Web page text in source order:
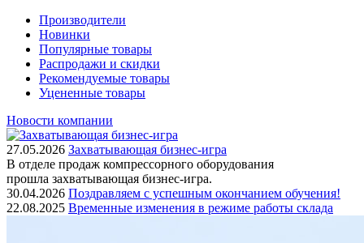
Производители
Новинки
Популярные товары
Распродажи и скидки
Рекомендуемые товары
Уцененные товары
Новости компании
27.05.2026 Захватывающая бизнес-игра
В отделе продаж компрессорного оборудования
прошла захватывающая бизнес-игра.
30.04.2026 Поздравляем с успешным окончанием обучения!
22.08.2025 Временные изменения в режиме работы склада